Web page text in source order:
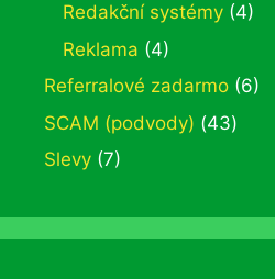
Redakční systémy (4)
Reklama (4)
Referralové zadarmo (6)
SCAM (podvody) (43)
Slevy (7)